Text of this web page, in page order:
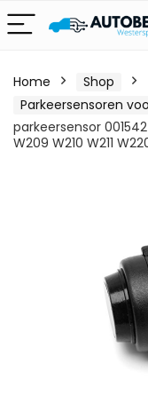
Home
Shop
Parkeersensoren
parkeersensor
W209 W210 W211